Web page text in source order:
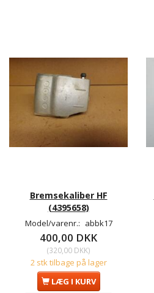
Bremsekaliber HF
(4395658)
Model/varenr.: abbk17
400,00 DKK
(320,00 DKK)
2 stk tilbage på lager
LÆG I KURV